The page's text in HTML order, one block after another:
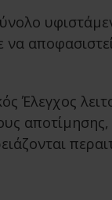
να
Έλεγχος